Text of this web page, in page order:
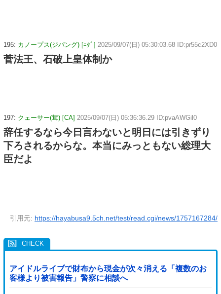
195: カノープス(ジパング) [ﾆﾀﾞ] 2025/09/07(日) 05:30:03.68 ID:pr55c2XD0
菅法王、石破上皇体制か
197: クェーサー(茸) [CA] 2025/09/07(日) 05:36:36.29 ID:pvaAWGil0
辞任するなら今日言わないと明日には引きずり
下ろされるからな。本当にみっともない総理大
臣だよ
引用元: https://hayabusa9.5ch.net/test/read.cgi/news/1757167284/
アイドルライブで財布から現金が次々消える「複数のお
客様より被害報告」警察に相談へ